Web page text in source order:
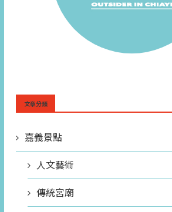
文章分類
嘉義景點
人文藝術
傳統宮廟